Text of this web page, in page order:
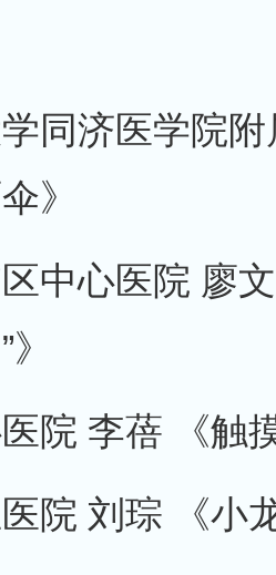
同济医学院
》
区中心医院 廖
院 李蓓 《触
院 刘琮 《小